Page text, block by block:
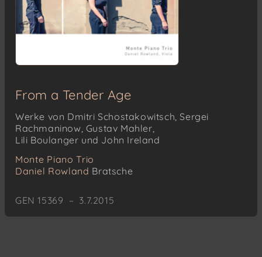
From a Tender Age
Werke von Dmitri Schostakowitsch, Sergei
Rachmaninow, Gustav Mahler,
Lili Boulanger und John Ireland
Monte Piano Trio
Daniel Rowland Bratsche
GEN 15369 – 3.7.2015